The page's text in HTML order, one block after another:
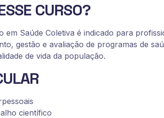
CURSO?
em Saúde Coletiva é indicado para
gestão e avaliação de programas de
de vida da população.
científico